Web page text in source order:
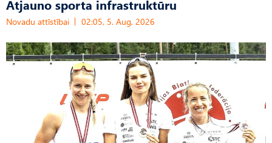
Atjauno sporta infrastruktūru
Novadu attīstībai 02:05, 5. Aug, 2026